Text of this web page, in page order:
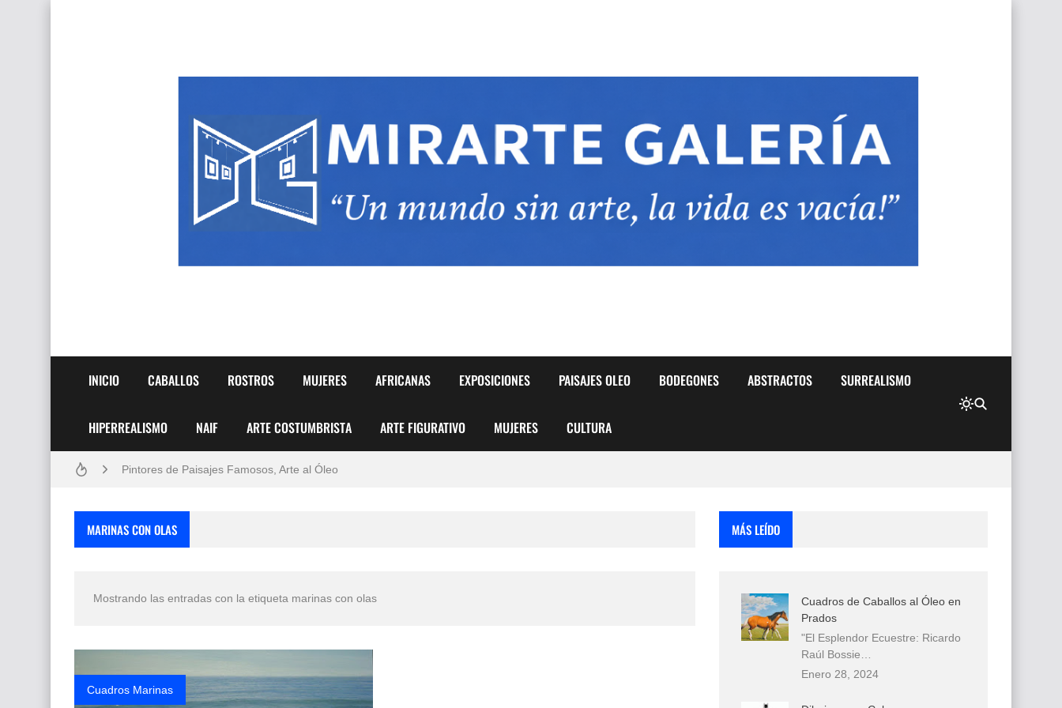
INICIO CABALLOS ROSTROS MUJERES AFRICANAS EXPOSICIONES PAISAJES OLEO BODEGONES ABSTRACTOS SURREALISMO
HIPERREALISMO NAIF ARTE COSTUMBRISTA ARTE FIGURATIVO MUJERES CULTURA
Frutas y Flores Para Colorear Imágenes
Pintores de Paisajes Famosos, Arte al Óleo
Rostros Bellos, La Perfección del Dibujo A Lápiz, Biryulina Vita
Fotos Artísticas de las Actrices de Hollywood Más Bellas del Mundo
MARINAS CON OLAS
Mostrando las entradas con la etiqueta marinas con olas
Cuadros Marinas
MÁS LEÍDO
Cuadros de Caballos al Óleo en
Prados
"El Esplendor Ecuestre: Ricardo
Raúl Bossie…
Enero 28, 2024